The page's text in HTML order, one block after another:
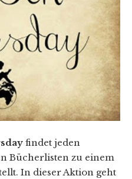
findet jeden
Bücherlisten zu einem
In dieser Aktion geht